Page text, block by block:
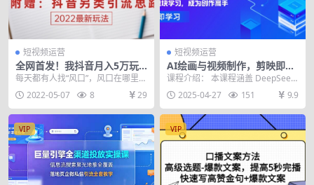
短视频运营
全网首发！我抖音月入5万玩
法？附赠：抖音另类引流思路
每天都有人找“风口”，风口在哪里？
其实早就在身边，只是大部分后知
后觉，在若干年...
2022-05-07 8 29
短视频运营
AI绘画与视频制作，剪映即梦
AI课程，8大模块学习，成为
创作高手
课程介绍： 本课程涵盖 DeepSeek
认知、即梦 AI 实操、豆包功能应用
等...2025-04-27 151 9.9
VIP VIP